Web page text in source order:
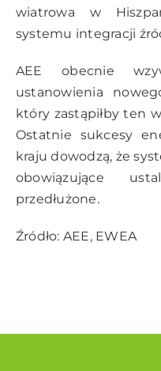
wiatrowa w
systemu integracji
AEE obecnie
ustanowienia
który zastąpiłby ten
Ostatnie sukcesy
kraju dowodzą, że
obowiązujące
przedłużone.
Źródło: AEE, EWEA